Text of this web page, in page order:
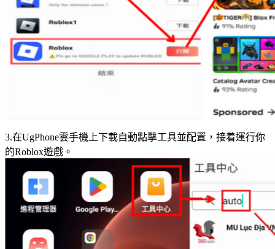
3.在UgPhone雲手機上下載自動點擊工具並配置，接着運行你
的Roblox遊戲。